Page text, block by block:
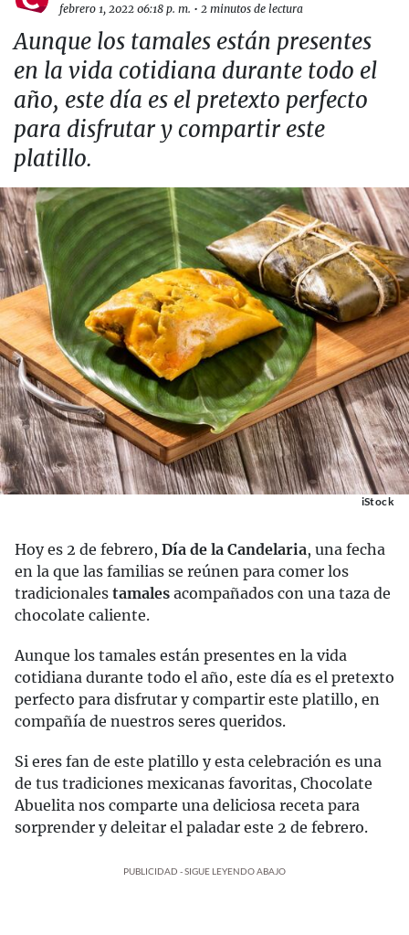
febrero 1, 2022 06:18 p. m. • 2 minutos de lectura
Aunque los tamales están presentes
en la vida cotidiana durante todo el
año, este día es el pretexto perfecto
para disfrutar y compartir este
platillo.
iStock
Hoy es 2 de febrero, Día de la Candelaria, una fecha
en la que las familias se reúnen para comer los
tradicionales tamales acompañados con una taza de
chocolate caliente.
Aunque los tamales están presentes en la vida
cotidiana durante todo el año, este día es el pretexto
perfecto para disfrutar y compartir este platillo, en
compañía de nuestros seres queridos.
Si eres fan de este platillo y esta celebración es una
de tus tradiciones mexicanas favoritas, Chocolate
Abuelita nos comparte una deliciosa receta para
sorprender y deleitar el paladar este 2 de febrero.
PUBLICIDAD - SIGUE LEYENDO ABAJO